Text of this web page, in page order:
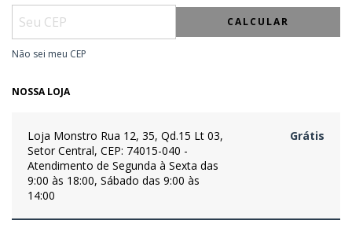
CALCULAR
Não sei meu CEP
NOSSA LOJA
Loja Monstro Rua 12, 35, Qd.15 Lt 03,
Setor Central, CEP: 74015-040 -
Atendimento de Segunda à Sexta das
9:00 às 18:00, Sábado das 9:00 às
14:00
Grátis